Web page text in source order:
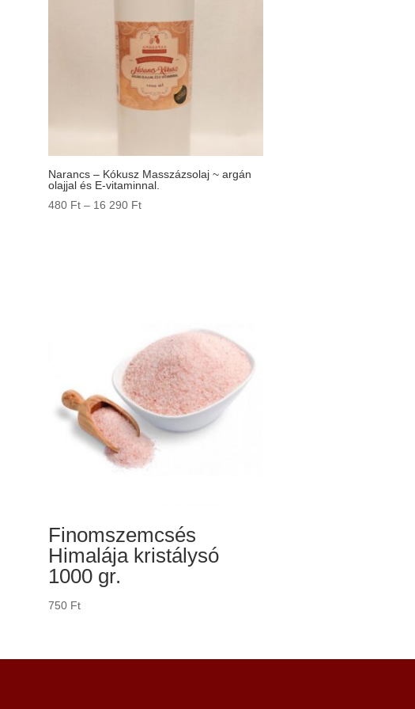
Narancs – Kókusz Masszázsolaj ~ argán
olajjal és E-vitaminnal.
480 Ft – 16 290 FtÁrtartomány:
Finomszemcsés
Himalája kristálysó
1000 gr.
750 Ft